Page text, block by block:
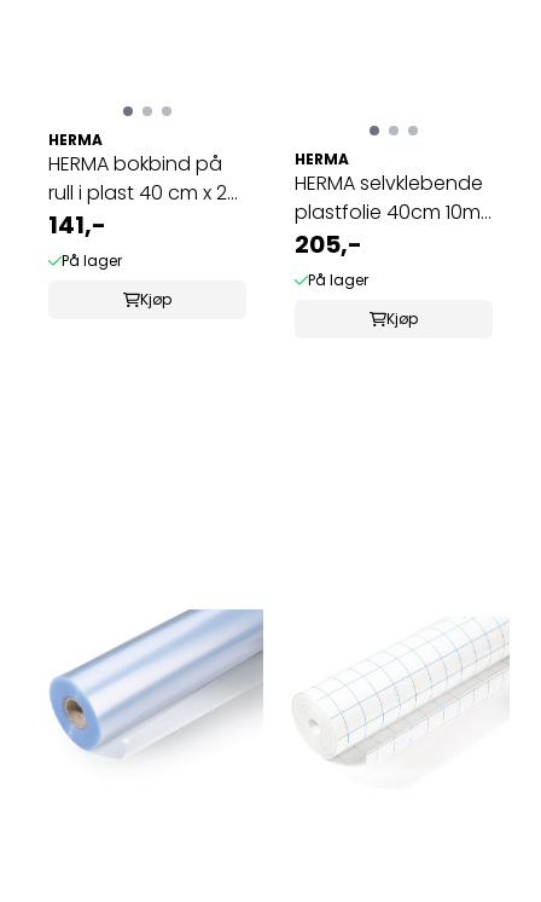
HERMA
HERMA bokbind på
rull i plast 40 cm x 25
m klar ...
141,-
På lager
Kjøp
HERMA
HERMA selvklebende
plastfolie 40cm 10m
rutenett ...
205,-
På lager
Kjøp